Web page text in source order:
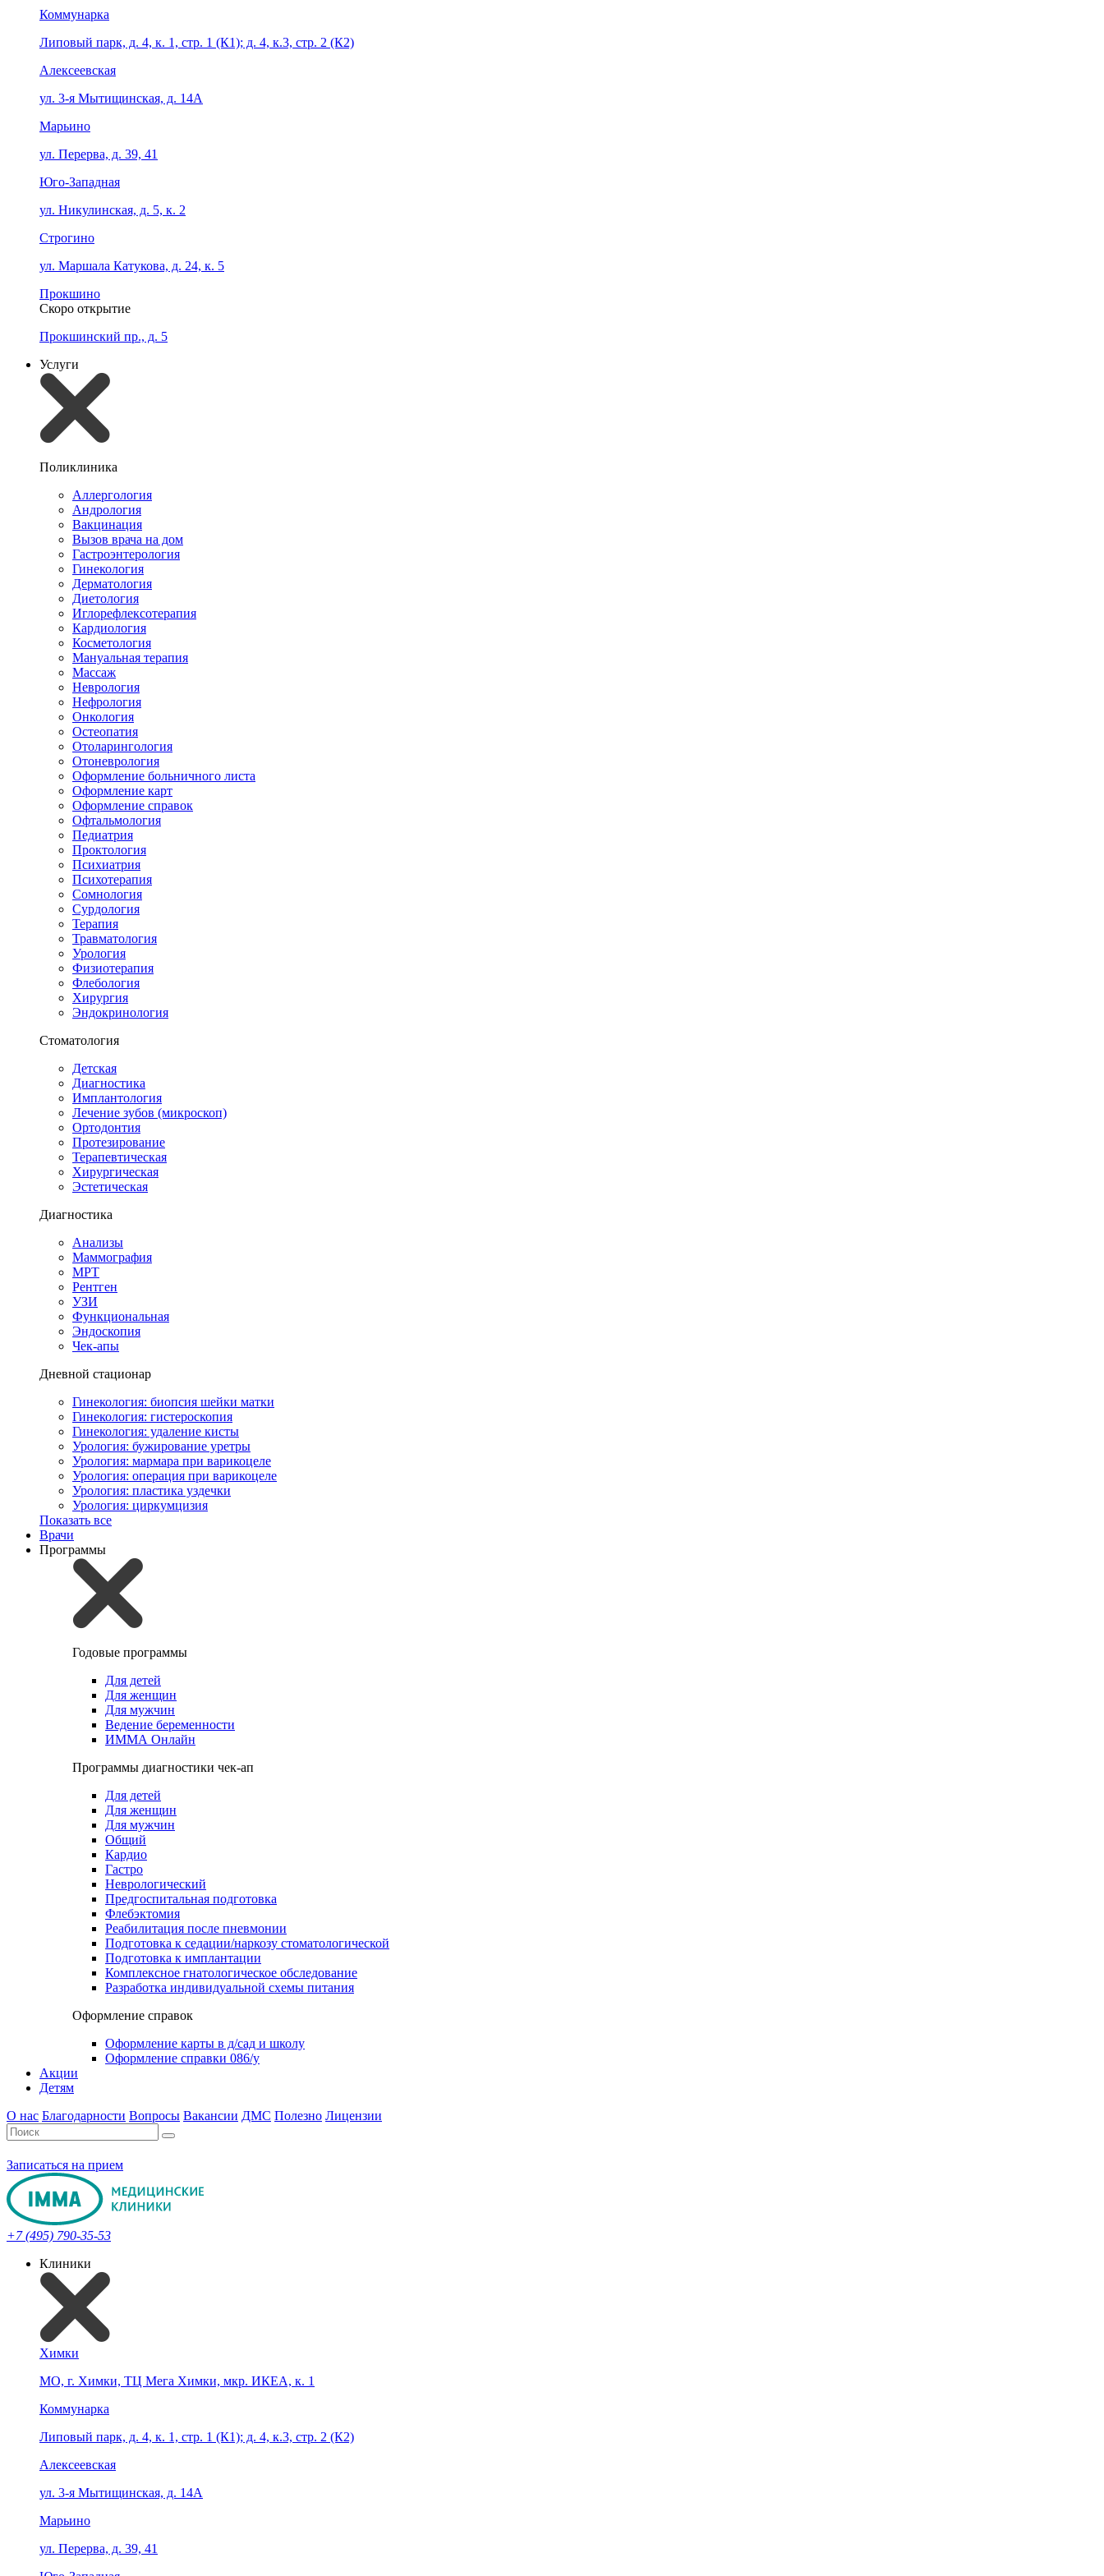
Коммунарка
Липовый парк, д. 4, к. 1, стр. 1 (К1); д. 4, к.3, стр. 2 (К2)
Алексеевская
ул. 3-я Мытищинская, д. 14А
Марьино
ул. Перерва, д. 39, 41
Юго-Западная
ул. Никулинская, д. 5, к. 2
Строгино
ул. Маршала Катукова, д. 24, к. 5
Прокшино
Скоро открытие
Прокшинский пр., д. 5
Услуги
Поликлиника
Аллергология
Андрология
Вакцинация
Вызов врача на дом
Гастроэнтерология
Гинекология
Дерматология
Диетология
Иглорефлексотерапия
Кардиология
Косметология
Мануальная терапия
Массаж
Неврология
Нефрология
Онкология
Остеопатия
Отоларингология
Отоневрология
Оформление больничного листа
Оформление карт
Оформление справок
Офтальмология
Педиатрия
Проктология
Психиатрия
Психотерапия
Сомнология
Сурдология
Терапия
Травматология
Урология
Физиотерапия
Флебология
Хирургия
Эндокринология
Стоматология
Детская
Диагностика
Имплантология
Лечение зубов (микроскоп)
Ортодонтия
Протезирование
Терапевтическая
Хирургическая
Эстетическая
Диагностика
Анализы
Маммография
МРТ
Рентген
УЗИ
Функциональная
Эндоскопия
Чек-апы
Дневной стационар
Гинекология: биопсия шейки матки
Гинекология: гистероскопия
Гинекология: удаление кисты
Урология: бужирование уретры
Урология: мармара при варикоцеле
Урология: операция при варикоцеле
Урология: пластика уздечки
Урология: циркумцизия
Показать все
Врачи
Программы
Годовые программы
Для детей
Для женщин
Для мужчин
Ведение беременности
ИММА Онлайн
Программы диагностики чек-ап
Для детей
Для женщин
Для мужчин
Общий
Кардио
Гастро
Неврологический
Предгоспитальная подготовка
Флебэктомия
Реабилитация после пневмонии
Подготовка к седации/наркозу стоматологической
Подготовка к имплантации
Комплексное гнатологическое обследование
Разработка индивидуальной схемы питания
Оформление справок
Оформление карты в д/сад и школу
Оформление справки 086/у
Акции
Детям
О нас Благодарности Вопросы Вакансии ДМС Полезно Лицензии
Записаться на прием
+7 (495) 790-35-53
Клиники
Химки
МО, г. Химки, ТЦ Мега Химки, мкр. ИКЕА, к. 1
Коммунарка
Липовый парк, д. 4, к. 1, стр. 1 (К1); д. 4, к.3, стр. 2 (К2)
Алексеевская
ул. 3-я Мытищинская, д. 14А
Марьино
ул. Перерва, д. 39, 41